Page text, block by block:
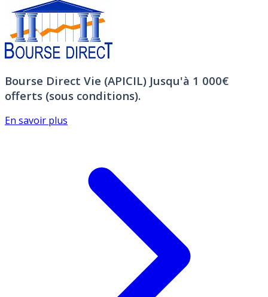
Bourse Direct Vie (APICIL) Jusqu'à 1 000€
offerts (sous conditions).
En savoir plus